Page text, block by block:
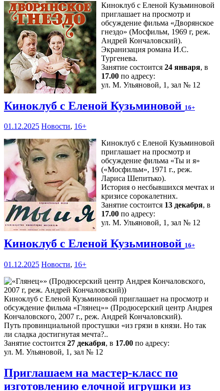
Киноклуб с Еленой Кузьминовой
приглашает на просмотр и
обсуждение фильма «Дворянское
гнездо» (Мосфильм, 1969 г, реж.
Андрей Кончаловский).
Экранизация романа И.С.
Тургенева.
Занятие состоится 24 января, в
17.00 по адресу:
ул. М. Ульяновой, 1, зал № 12
Киноклуб с Еленой Кузьминовой 16+
01.12.2025 Новости, 16+
Киноклуб с Еленой Кузьминовой
приглашает на просмотр и
обсуждение фильма «Ты и я»
(«Мосфильм», 1971 г., реж.
Лариса Шепитько).
История о несбывшихся мечтах и
кризисе сорокалетних.
Занятие состоится 13 декабря, в
17.00 по адресу:
ул. М. Ульяновой, 1, зал № 12
Киноклуб с Еленой Кузьминовой 16+
01.12.2025 Новости, 16+
Киноклуб с Еленой Кузьминовой приглашает на просмотр и
обсуждение фильма «Глянец»» (Продюсерский центр Андрея
Кончаловского, 2007 г., реж. Андрей Кончаловский).
Путь провинциальной простушки «из грязи в князи. Но так
ли сладка достигнутая мечта?..
Занятие состоится 27 декабря, в 17.00 по адресу:
ул. М. Ульяновой, 1, зал № 12
Приглашаем на мастер-класс по
изготовлению елочной игрушки из